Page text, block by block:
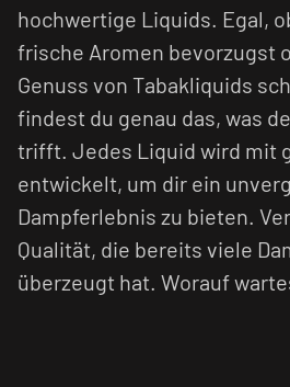
hochwertige Liquids. Egal,
frische Aromen bevorzugst
Genuss von Tabakliquids
findest du genau das, was
trifft. Jedes Liquid wird mit
entwickelt, um dir ein
Dampferlebnis zu bieten.
Qualität, die bereits viele
überzeugt hat. Worauf